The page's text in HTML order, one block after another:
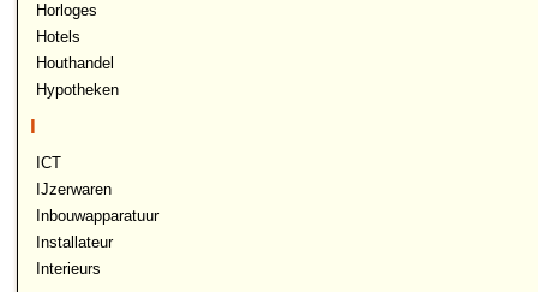
Horloges
Hotels
Houthandel
Hypotheken
I
ICT
IJzerwaren
Inbouwapparatuur
Installateur
Interieurs